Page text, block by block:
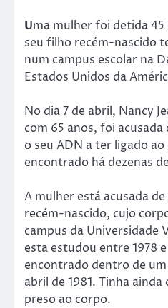
Uma mulher foi detida
seu filho recém-nascido
num campus escolar na
Estados Unidos da
No dia 7 de abril, Nancy
com 65 anos, foi
o seu ADN a ter ligado
encontrado há dezenas
A mulher está acusada
recém-nascido, cujo
campus da Universidade
esta estudou entre 1978
encontrado dentro de
abril de 1981. Tinha
preso ao corpo.